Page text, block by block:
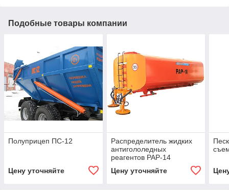
Подобные товары компании
Полуприцеп ПС-12
Цену уточняйте
Распределитель жидких
антигололедных
реагентов РАР-14
Цену уточняйте